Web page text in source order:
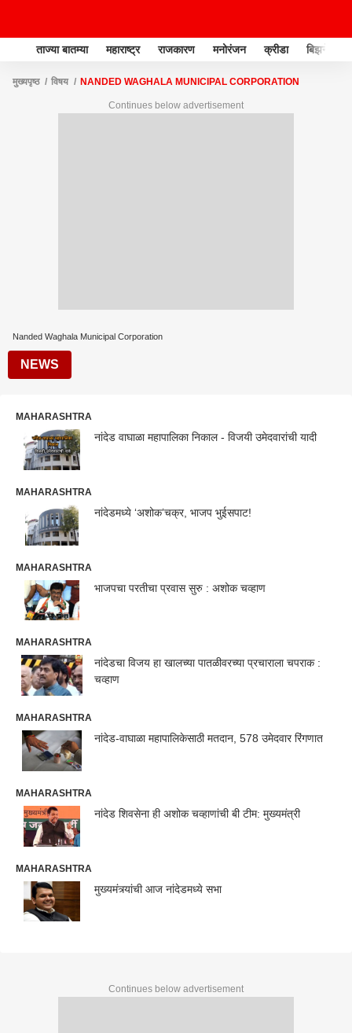
ताज्या बातम्या महाराष्ट्र राजकारण मनोरंजन क्रीडा बिझनेस
मुख्यपृष्ठ विषय NANDED WAGHALA MUNICIPAL CORPORATION
Continues below advertisement
Nanded Waghala Municipal Corporation
NEWS
MAHARASHTRA
नांदेड वाघाळा महापालिका निकाल - विजयी उमेदवारांची यादी
MAHARASHTRA
नांदेडमध्ये ‘अशोक’चक्र, भाजप भुईसपाट!
MAHARASHTRA
भाजपचा परतीचा प्रवास सुरु : अशोक चव्हाण
MAHARASHTRA
नांदेडचा विजय हा खालच्या पातळीवरच्या प्रचाराला चपराक :
चव्हाण
MAHARASHTRA
नांदेड-वाघाळा महापालिकेसाठी मतदान, 578 उमेदवार रिंगणात
MAHARASHTRA
नांदेड शिवसेना ही अशोक चव्हाणांची बी टीम: मुख्यमंत्री
MAHARASHTRA
मुख्यमंत्र्यांची आज नांदेडमध्ये सभा
Continues below advertisement